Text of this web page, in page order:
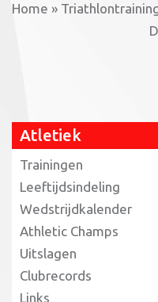
Home »
Atletiek
Trainingen
Leeftijdsindeling
Wedstrijdkalender
Athletic Champs
Uitslagen
Clubrecords
Links